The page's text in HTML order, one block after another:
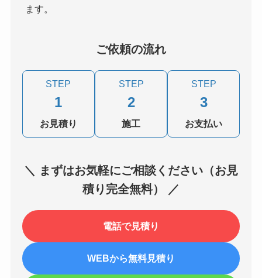
ます。
ご依頼の流れ
STEP
1
お見積り
STEP
2
施工
STEP
3
お支払い
＼ まずはお気軽にご相談ください（お見
積り完全無料） ／
電話で見積り
WEBから無料見積り